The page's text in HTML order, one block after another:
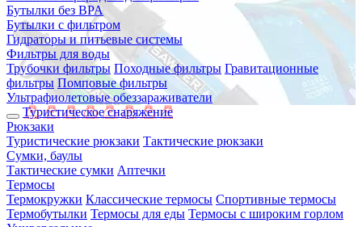
Бутылки без BPA
Бутылки с фильтром
Гидраторы и питьевые системы
Фильтры для воды
Трубочки фильтры Походные фильтры Гравитационные
фильтры Помповые фильтры
Ультрафиолетовые обеззараживатели
Туристическое снаряжение
Рюкзаки
Туристические рюкзаки Тактические рюкзаки
Сумки, баулы
Тактические сумки Аптечки
Термосы
Термокружки Классические термосы Спортивные термосы
Термобутылки Термосы для еды Термосы с широким горлом